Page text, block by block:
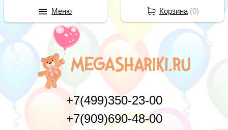
+7(499)350-23-00
+7(909)690-48-00
Корзина(0)
Меню